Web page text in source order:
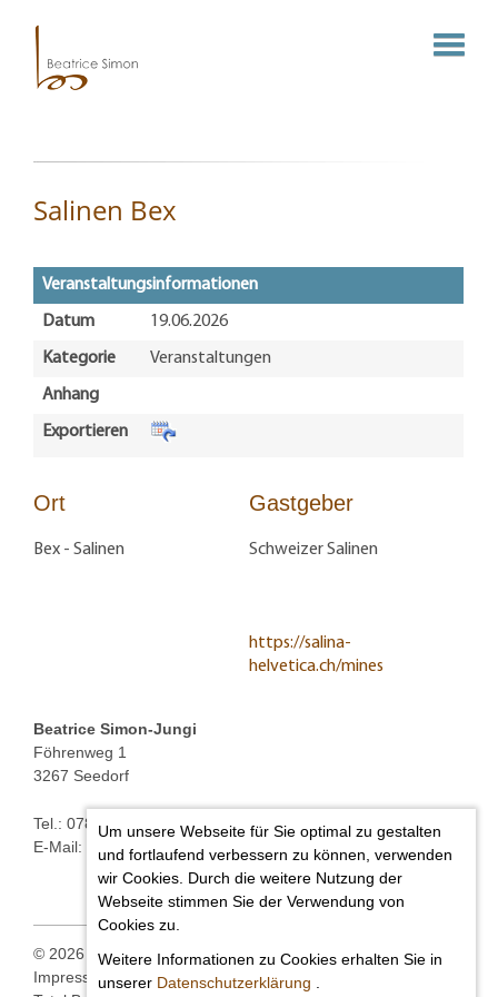
Salinen Bex
Veranstaltungsinformationen
Datum 19.06.2026
Kategorie Veranstaltungen
Anhang
Exportieren
Ort
Bex - Salinen
Gastgeber
Schweizer Salinen
https://salina-
helvetica.ch/mines
Beatrice Simon-Jungi
Föhrenweg 1
3267 Seedorf
Tel.: 078 646 16 05
E-Mail:
beatrice.simon@bluewin.ch
© 2026 Beatrice Simon-Jungi
Rechtliche Hinweise
Impressum
Sitemap Suchen
Seite ausdrucken
Um unsere Webseite für Sie optimal zu gestalten
und fortlaufend verbessern zu können, verwenden
wir Cookies. Durch die weitere Nutzung der
Webseite stimmen Sie der Verwendung von
Cookies zu.
Weitere Informationen zu Cookies erhalten Sie in
unserer Datenschutzerklärung